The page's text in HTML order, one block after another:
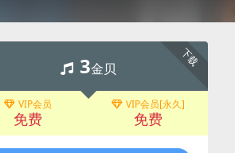
下载
3金贝
VIP会员
免费
VIP会员[永久]
免费